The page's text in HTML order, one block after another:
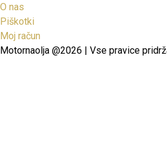
O nas
Piškotki
Moj račun
Motornaolja @2026 | Vse pravice